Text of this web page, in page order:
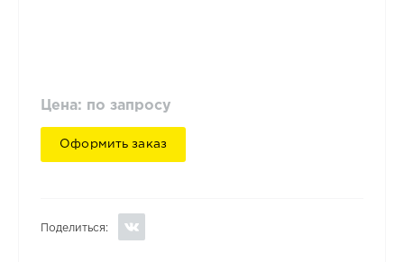
Цена: по запросу
Оформить заказ
Поделиться: